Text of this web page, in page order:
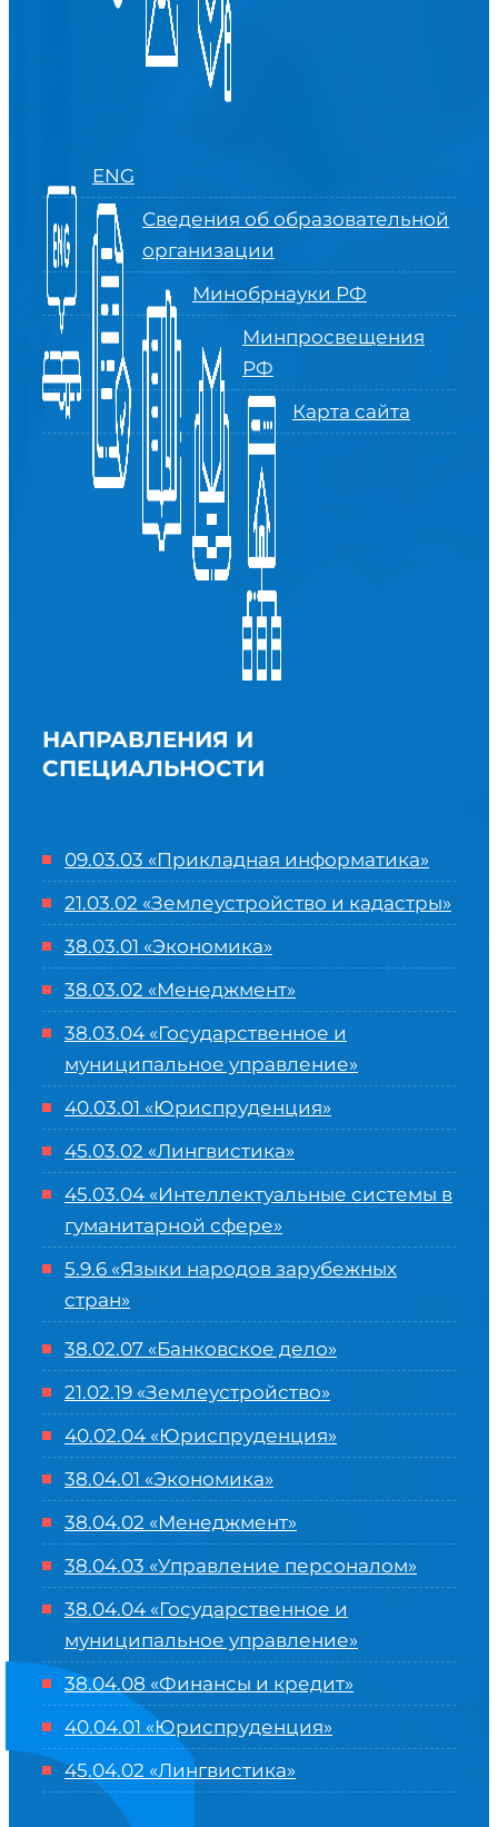
ENG
Сведения об образовательной
организации
Минобрнауки РФ
Минпросвещения
РФ
Карта сайта
НАПРАВЛЕНИЯ И
СПЕЦИАЛЬНОСТИ
09.03.03 «Прикладная информатика»
21.03.02 «Землеустройство и кадастры»
38.03.01 «Экономика»
38.03.02 «Менеджмент»
38.03.04 «Государственное и
муниципальное управление»
40.03.01 «Юриспруденция»
45.03.02 «Лингвистика»
45.03.04 «Интеллектуальные системы в
гуманитарной сфере»
5.9.6 «Языки народов зарубежных
стран»
38.02.07 «Банковское дело»
21.02.19 «Землеустройство»
40.02.04 «Юриспруденция»
38.04.01 «Экономика»
38.04.02 «Менеджмент»
38.04.03 «Управление персоналом»
38.04.04 «Государственное и
муниципальное управление»
38.04.08 «Финансы и кредит»
40.04.01 «Юриспруденция»
45.04.02 «Лингвистика»